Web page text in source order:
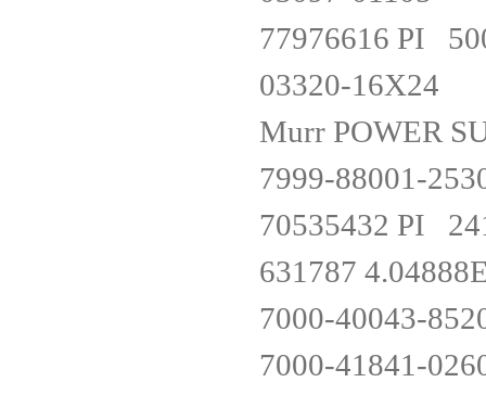
77976616 PI
03320-16X24
Murr POWER
7999-88001-
70535432 PI
631787
7000-40043-
7000-41841-